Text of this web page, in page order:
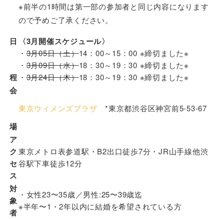
※前半の1時間は第一部の参加者と同じ内容になります
ので予めご了承ください。
日
程
〈3月開催スケジュール〉
・3月05日（土）14：00～15：00 ※締切ました※
・3月09日（水）18：30～19：30 ※締切ました※
・3月24日（木）18：30～19：30 ※締切ました※
会
場
東京ウィメンズプラザ *東京都渋谷区神宮前5-53-67
ア
ク
セ
ス
東京メトロ表参道駅・B2出口徒歩7分・JR山手線他渋
谷駅下車徒歩12分
対
象
者
・女性23〜35歳／男性:25〜39歳迄
※半年〜1・2年以内に結婚を希望されている方